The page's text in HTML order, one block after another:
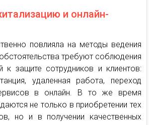
и онлайн-
повлияла на методы ведения
требуют соблюдения
к защите сотрудников и клиентов:
удаленная работа, переход
в онлайн. В то же время
не только в приобретении тех
но и в получении качественных